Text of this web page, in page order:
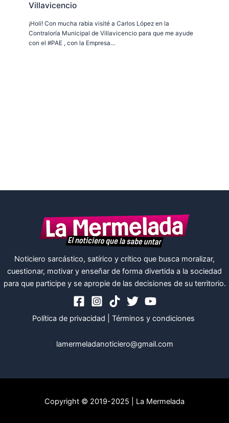
Villavicencio
¡Holi! Con mucha rabia visité a Carlos López en la
Contraloría Municipal de Villavicencio para que me ayude
con el #PAE , con la Empresa…
Noticiero sarcástico, satírico y crítico que busca moralizar,
cuestionar, motivar y enseñar de forma divertida a la sociedad
para que participe y se apropie de las decisiones de su territorio.
Política de privacidad Términos y condiciones
lamermeladanoticiero@gmail.com
Copyright © 2019-2025 | La Mermelada